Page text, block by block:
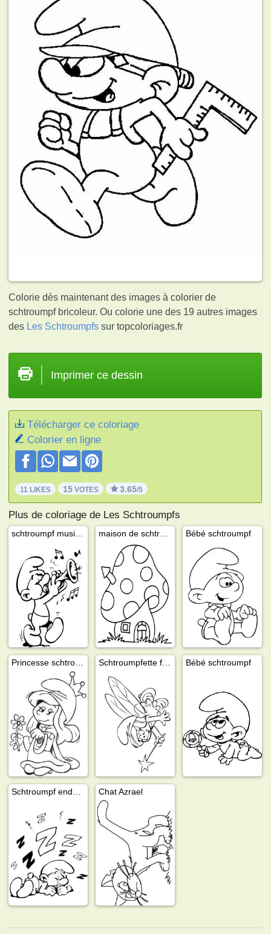
Colorie dès maintenant des images à colorier de
schtroumpf bricoleur. Ou colorie une des 19 autres images
des Les Schtroumpfs sur topcoloriages.fr
Imprimer ce dessin
Télécharger ce coloriage
Colorier en ligne
11 LIKES 15 VOTES 3.65/5
Plus de coloriage de Les Schtroumpfs
Bébé schtroumpf
Bébé schtroumpf
Chat Azrael